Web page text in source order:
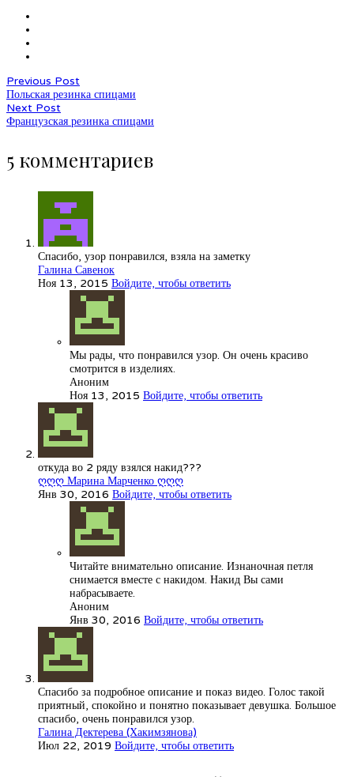
Previous Post
Польская резинка спицами
Next Post
Французская резинка спицами
5 комментариев
Спасибо, узор понравился, взяла на заметку
Галина Савенок
Ноя 13, 2015 Войдите, чтобы ответить
Мы рады, что понравился узор. Он очень красиво
смотрится в изделиях.
Аноним
Ноя 13, 2015 Войдите, чтобы ответить
откуда во 2 ряду взялся накид???
ღღღ Марина Марченко ღღღ
Янв 30, 2016 Войдите, чтобы ответить
Читайте внимательно описание. Изнаночная петля
снимается вместе с накидом. Накид Вы сами
набрасываете.
Аноним
Янв 30, 2016 Войдите, чтобы ответить
Спасибо за подробное описание и показ видео. Голос такой
приятный, спокойно и понятно показывает девушка. Большое
спасибо, очень понравился узор.
Галина Дектерева (Хакимзянова)
Июл 22, 2019 Войдите, чтобы ответить